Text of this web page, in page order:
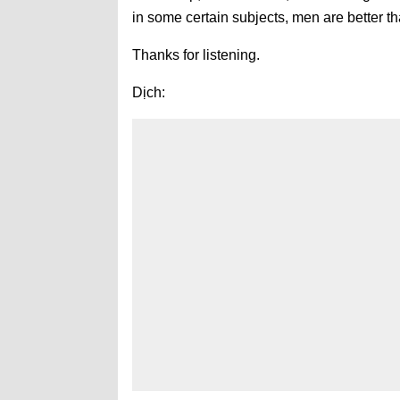
in some certain subjects, men are better
Thanks for listening.
Dịch: